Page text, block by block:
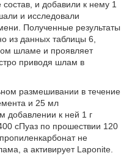
и добавили к нему 1
и исследовали
Полученные результаты
из данных таблицы 6,
шламе и проявляет
приводя шлам в
размешивании в течение
и 25 мл
добавлении к ней 1 г
сПуаз по прошествии 120
не
а активирует Laponite.